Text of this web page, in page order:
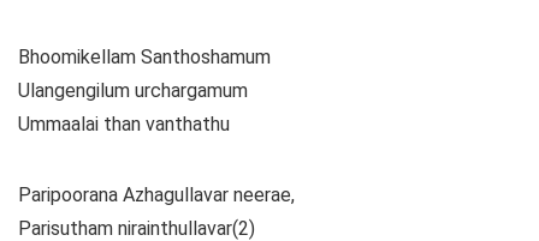
Bhoomikellam Santhoshamum
Ulangengilum urchargamum
Ummaalai than vanthathu
Paripoorana Azhagullavar neerae,
Parisutham nirainthullavar(2)